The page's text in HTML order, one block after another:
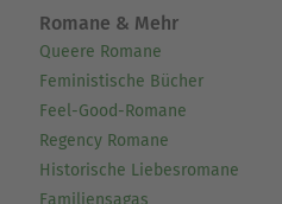
Romane & Mehr
Queere Romane
Feministische Bücher
Feel-Good-Romane
Regency Romane
Historische Liebesromane